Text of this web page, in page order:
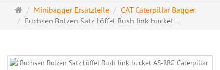
Startseite
Minibagger Ersatzteile
CAT Caterpillar Bagger
Buchsen Bolzen Satz Löffel Bush link bucket ...